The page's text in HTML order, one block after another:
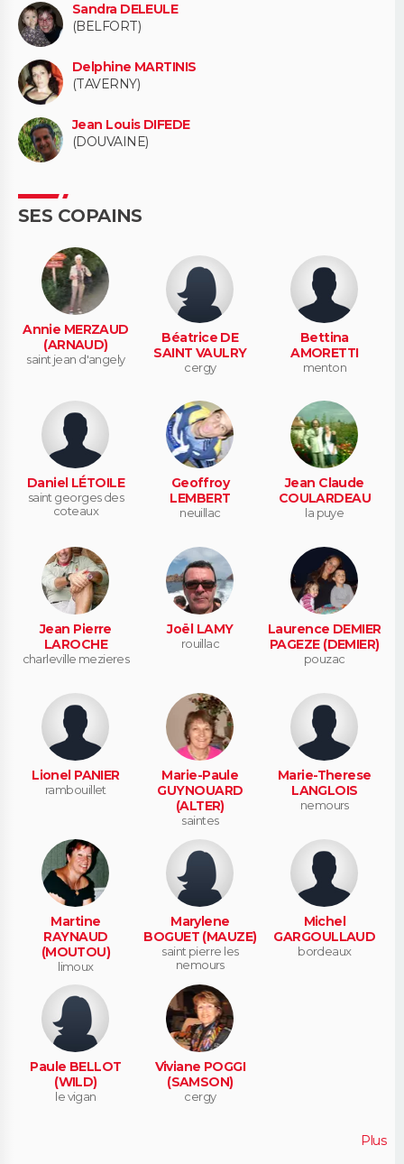
Sandra DELEULE
(BELFORT)
Delphine MARTINIS
(TAVERNY)
Jean Louis DIFEDE
(DOUVAINE)
SES COPAINS
Annie MERZAUD
(ARNAUD)
saint jean d'angely
Béatrice DE
SAINT VAULRY
cergy
Bettina
AMORETTI
menton
Daniel LÉTOILE
saint georges des
coteaux
Geoffroy
LEMBERT
neuillac
Jean Claude
COULARDEAU
la puye
Jean Pierre
LAROCHE
charleville mezieres
Joël LAMY
rouillac
Laurence DEMIER
PAGEZE (DEMIER)
pouzac
Lionel PANIER
rambouillet
Marie-Paule
GUYNOUARD
(ALTER)
saintes
Marie-Therese
LANGLOIS
nemours
Martine
RAYNAUD
(MOUTOU)
limoux
Marylene
BOGUET (MAUZE)
saint pierre les
nemours
Michel
GARGOULLAUD
bordeaux
Paule BELLOT
(WILD)
le vigan
Viviane POGGI
(SAMSON)
cergy
Plus